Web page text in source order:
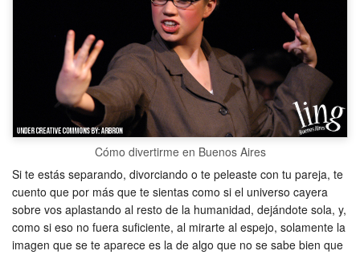
Cómo divertirme en Buenos Aires
Si te estás separando, divorciando o te peleaste con tu pareja, te
cuento que por más que te sientas como si el universo cayera
sobre vos aplastando al resto de la humanidad, dejándote sola, y,
como si eso no fuera suficiente, al mirarte al espejo, solamente la
imagen que se te aparece es la de algo que no se sabe bien que